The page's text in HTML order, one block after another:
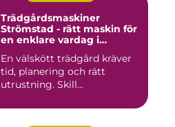
Trädgårdsmaskiner
Strömstad - rätt maskin för
en enklare vardag i
En välskött trädgård kräver
tid, planering och rätt
utrustning. Skill...